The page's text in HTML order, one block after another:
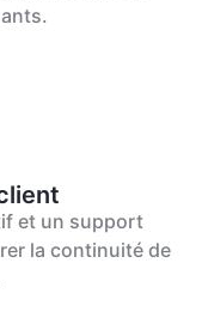
et un support
la continuité de